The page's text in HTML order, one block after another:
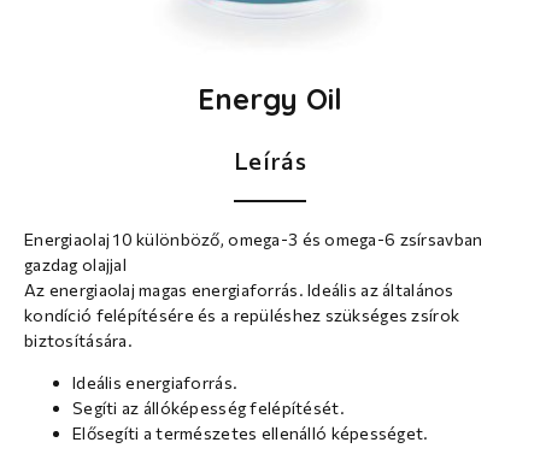
Energy Oil
Leírás
Energiaolaj 10 különböző, omega-3 és omega-6 zsírsavban
gazdag olajjal
Az energiaolaj magas energiaforrás. Ideális az általános
kondíció felépítésére és a repüléshez szükséges zsírok
biztosítására.
Ideális energiaforrás.
Segíti az állóképesség felépítését.
Elősegíti a természetes ellenálló képességet.